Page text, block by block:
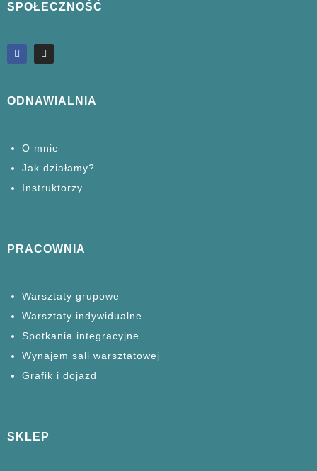
SPOŁECZNOŚĆ
ODNAWIALNIA
O mnie
Jak działamy?
Instruktorzy
PRACOWNIA
Warsztaty grupowe
Warsztaty indywidualne
Spotkania integracyjne
Wynajem sali warsztatowej
Grafik i dojazd
SKLEP